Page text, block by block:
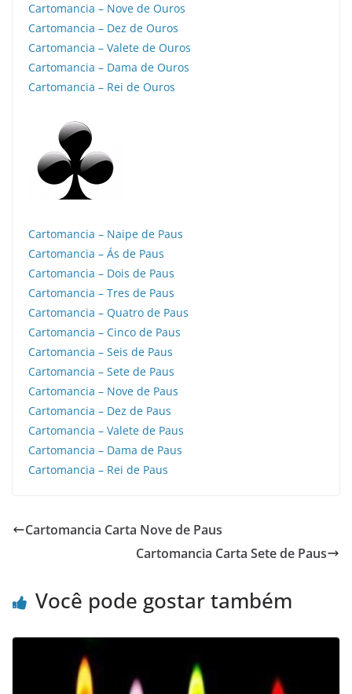
Cartomancia – Nove de Ouros
Cartomancia – Dez de Ouros
Cartomancia – Valete de Ouros
Cartomancia – Dama de Ouros
Cartomancia – Rei de Ouros
Cartomancia – Naipe de Paus
Cartomancia – Ás de Paus
Cartomancia – Dois de Paus
Cartomancia – Tres de Paus
Cartomancia – Quatro de Paus
Cartomancia – Cinco de Paus
Cartomancia – Seis de Paus
Cartomancia – Sete de Paus
Cartomancia – Nove de Paus
Cartomancia – Dez de Paus
Cartomancia – Valete de Paus
Cartomancia – Dama de Paus
Cartomancia – Rei de Paus
Cartomancia Carta Nove de Paus
Cartomancia Carta Sete de Paus
Você pode gostar também